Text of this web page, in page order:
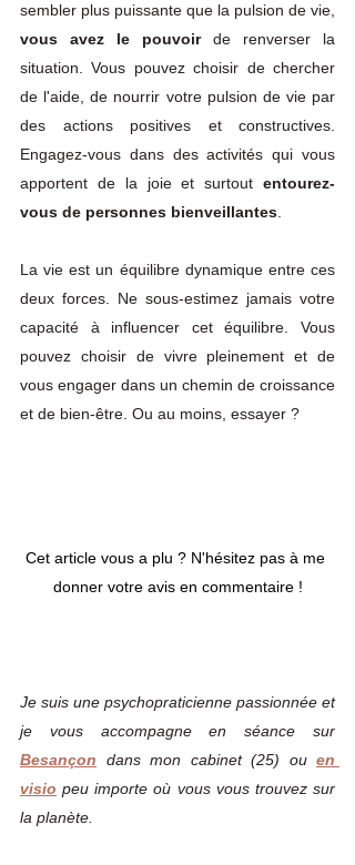
vous avez le pouvoir de renverser la
situation. Vous pouvez choisir de chercher
de l'aide, de nourrir votre pulsion de vie par
des actions positives et constructives.
Engagez-vous dans des activités qui vous
apportent de la joie et surtout entourez-
vous de personnes bienveillantes
La vie est un équilibre dynamique entre ces
deux forces. Ne sous-estimez jamais votre
capacité à influencer cet équilibre. Vous
pouvez choisir de vivre pleinement et de
vous engager dans un chemin de croissance
et de bien-être. Ou au moins, essayer ?
Cet article vous a plu ? N'hésitez pas à me
donner votre avis en commentaire !
Je suis une psychopraticienne passionnée et
Besançon
dans mon cabinet (25) ou en
visio peu importe où vous vous trouvez sur
la planète.